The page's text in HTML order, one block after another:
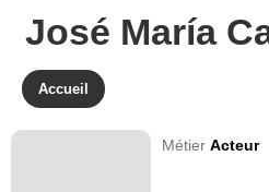
José María
Accueil
MétierActeur